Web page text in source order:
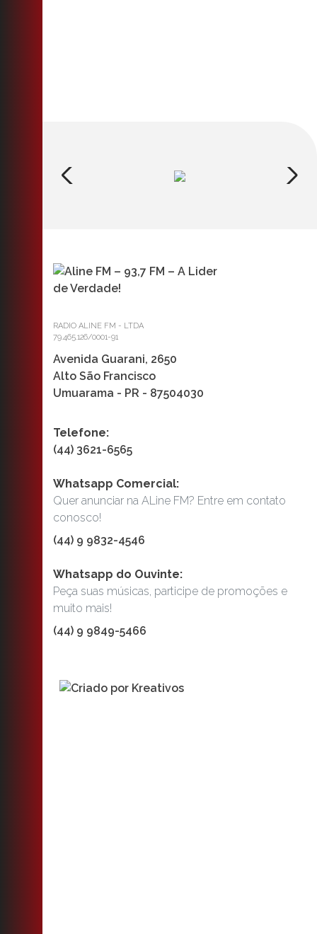
RADIO ALINE FM - LTDA
79.465.126/0001-91
Avenida Guarani, 2650
Alto São Francisco
Umuarama - PR - 87504030
Telefone:
(44) 3621-6565
Whatsapp Comercial:
Quer anunciar na ALine FM? Entre em contato
conosco!
(44) 9 9832-4546
Whatsapp do Ouvinte:
Peça suas músicas, participe de promoções e
muito mais!
(44) 9 9849-5466